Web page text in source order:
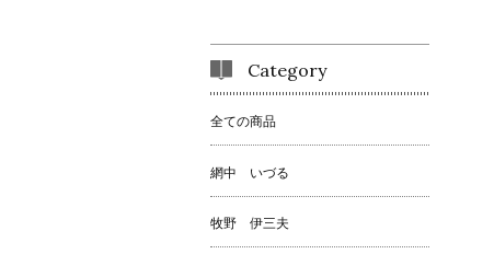
Category
全ての商品
網中 いづる
牧野 伊三夫